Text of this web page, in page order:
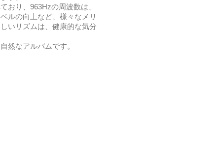
おり、963Hzの周波数は、
ルの向上など、様々なメリ
いリズムは、健康的な気分
然なアルバムです。